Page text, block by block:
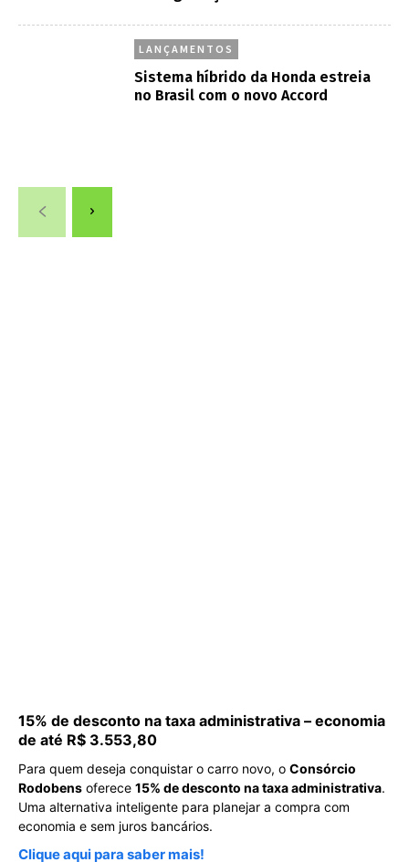
LANÇAMENTOS
Sistema híbrido da Honda estreia
no Brasil com o novo Accord
15% de desconto na taxa administrativa – economia
de até R$ 3.553,80
Para quem deseja conquistar o carro novo, o Consórcio
Rodobens oferece 15% de desconto na taxa administrativa
Uma alternativa inteligente para planejar a compra com
economia e sem juros bancários.
Clique aqui para saber mais!